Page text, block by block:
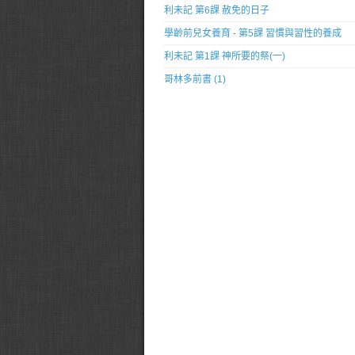
利未記 第6課 赦免的日子
學齡前兒女養育 - 第5課 習慣與習性的養成
利未記 第1課 神所要的祭(一)
哥林多前書 (1)